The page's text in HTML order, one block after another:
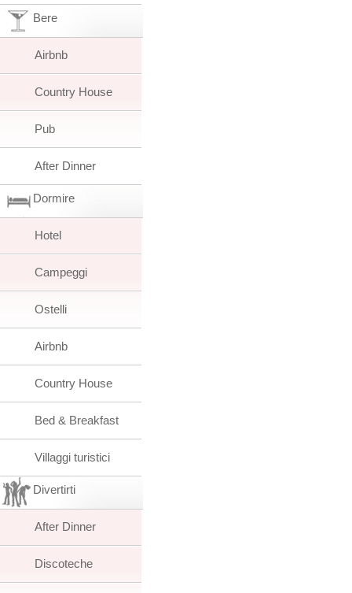
Bere
Airbnb
Country House
Pub
After Dinner
Dormire
Hotel
Campeggi
Ostelli
Airbnb
Country House
Bed & Breakfast
Villaggi turistici
Divertirti
After Dinner
Discoteche